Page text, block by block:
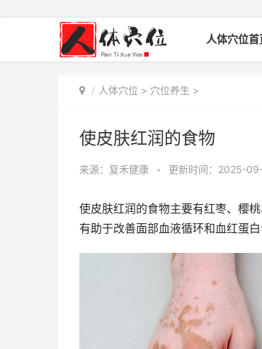
人体穴位首
人体穴位 > 穴位养生 >
使皮肤红润的食物
来源：复禾健康 • 更新时间：2025-
使皮肤红润的食物主要有红枣、樱
有助于改善面部血液循环和血红蛋白